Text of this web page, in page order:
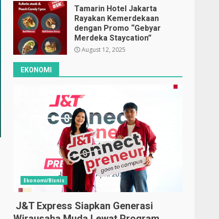
Tamarin Hotel Jakarta
Rayakan Kemerdekaan
dengan Promo “Gebyar
Merdeka Staycation”
August 12, 2025
EKONOMI
Ekonomi/Bisnis
J&T Express Siapkan Generasi